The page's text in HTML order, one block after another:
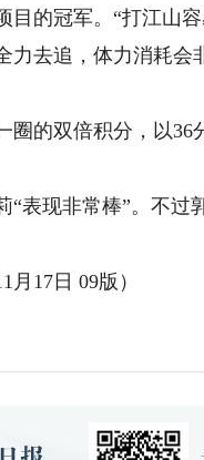
的冠军。“打江山容
力去追，体力消耗
的双倍积分，以36
现非常棒”。不过
17日 09版）